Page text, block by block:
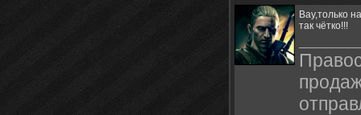
Вау,только
так чётко!!!